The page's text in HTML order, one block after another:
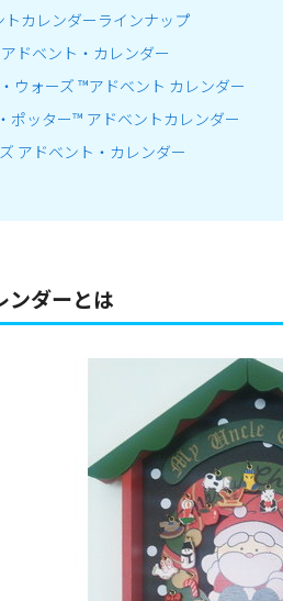
トカレンダーラインナップ
アドベント・カレンダー
ウォーズ ™アドベント カレンダー
ポッター™ アドベントカレンダー
アドベント・カレンダー
ンダーとは